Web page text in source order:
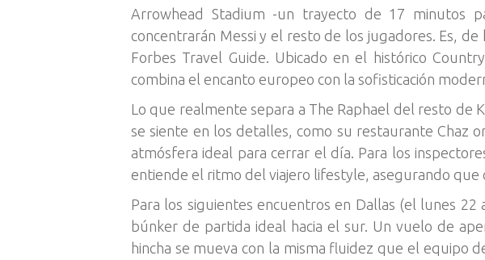
Arrowhead Stadium -un trayecto de 17 minutos
concentrarán Messi y el resto de los jugadores. Es,
Forbes Travel Guide. Ubicado en el histórico
combina el encanto europeo con la sofisticación
Lo que realmente separa a The Raphael del resto de
se siente en los detalles, como su restaurante Chaz
atmósfera ideal para cerrar el día. Para los
entiende el ritmo del viajero lifestyle, asegurando que
Para los siguientes encuentros en Dallas (el lunes
búnker de partida ideal hacia el sur. Un vuelo de
hincha se mueva con la misma fluidez que el equipo